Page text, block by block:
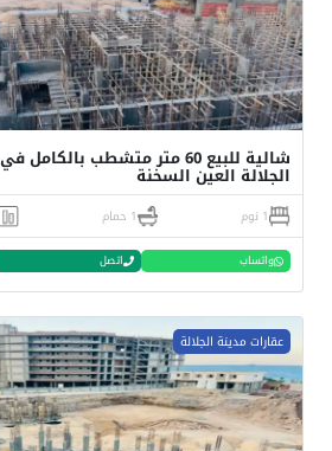
شالية للبيع 60 متر متشطب
الجلالة العين السخنة
1 نوم 1 حمام
واتساب اتصل
عقارات مدينة الجلالة